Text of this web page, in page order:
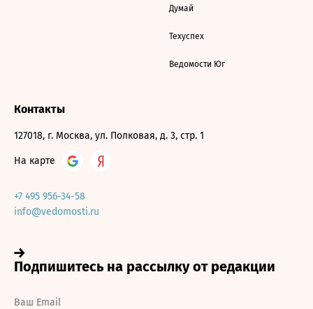
Думай
Техуспех
Ведомости Юг
Контакты
127018, г. Москва, ул. Полковая, д. 3, стр. 1
На карте
+7 495 956-34-58
info@vedomosti.ru